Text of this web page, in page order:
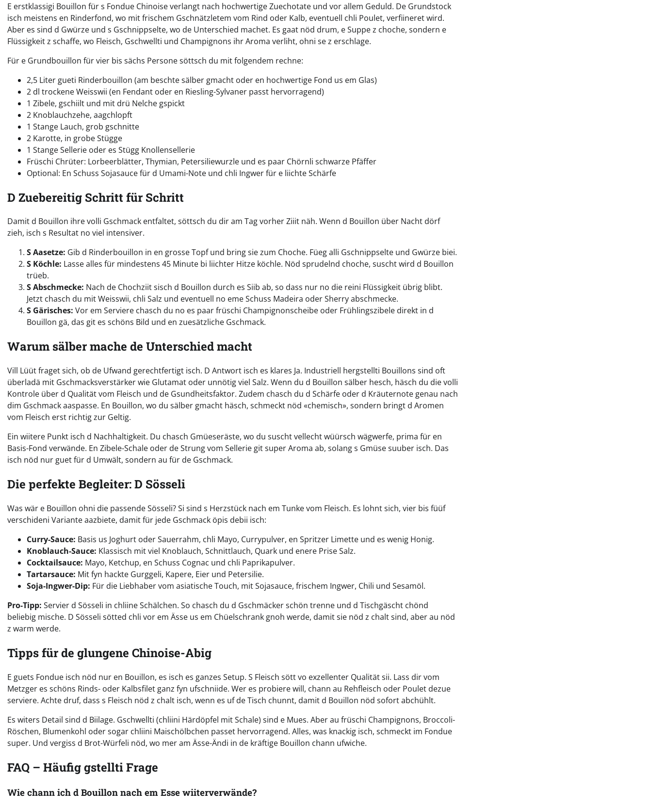
E erstklassigi Bouillon für s Fondue Chinoise verlangt nach hochwertige Zuechotate und vor allem Geduld. De Grundstock
isch meistens en Rinderfond, wo mit frischem Gschnätzletem vom Rind oder Kalb, eventuell chli Poulet, verfiineret wird.
Aber es sind d Gwürze und s Gschnippselte, wo de Unterschied machet. Es gaat nöd drum, e Suppe z choche, sondern e
Flüssigkeit z schaffe, wo Fleisch, Gschwellti und Champignons ihr Aroma verliht, ohni se z erschlage.
Für e Grundbouillon für vier bis sächs Persone söttsch du mit folgendem rechne:
2,5 Liter gueti Rinderbouillon (am beschte sälber gmacht oder en hochwertige Fond us em Glas)
2 dl trockene Weisswii (en Fendant oder en Riesling-Sylvaner passt hervorragend)
1 Zibele, gschiilt und mit drü Nelche gspickt
2 Knoblauchzehe, aagchlopft
1 Stange Lauch, grob gschnitte
2 Karotte, in grobe Stügge
1 Stange Sellerie oder es Stügg Knollensellerie
Früschi Chrüter: Lorbeerblätter, Thymian, Petersiliewurzle und es paar Chörnli schwarze Pfäffer
Optional: En Schuss Sojasauce für d Umami-Note und chli Ingwer für e liichte Schärfe
D Zuebereitig Schritt für Schritt
Damit d Bouillon ihre volli Gschmack entfaltet, söttsch du dir am Tag vorher Ziiit näh. Wenn d Bouillon über Nacht dörf
zieh, isch s Resultat no viel intensiver.
S Aasetze: Gib d Rinderbouillon in en grosse Topf und bring sie zum Choche. Füeg alli Gschnippselte und Gwürze biei.
S Köchle: Lasse alles für mindestens 45 Minute bi liichter Hitze köchle. Nöd sprudelnd choche, suscht wird d Bouillon
trüeb.
S Abschmecke: Nach de Chochziit sisch d Bouillon durch es Siib ab, so dass nur no die reini Flüssigkeit übrig blibt.
Jetzt chasch du mit Weisswii, chli Salz und eventuell no eme Schuss Madeira oder Sherry abschmecke.
S Gärisches: Vor em Serviere chasch du no es paar früschi Champignonscheibe oder Frühlingszibele direkt in d
Bouillon gä, das git es schöns Bild und en zuesätzliche Gschmack.
Warum sälber mache de Unterschied macht
Vill Lüüt fraget sich, ob de Ufwand gerechtfertigt isch. D Antwort isch es klares Ja. Industriell hergstellti Bouillons sind oft
überladä mit Gschmacksverstärker wie Glutamat oder unnötig viel Salz. Wenn du d Bouillon sälber hesch, häsch du die volli
Kontrole über d Qualität vom Fleisch und de Gsundheitsfaktor. Zudem chasch du d Schärfe oder d Kräuternote genau nach
dim Gschmack aaspasse. En Bouillon, wo du sälber gmacht häsch, schmeckt nöd «chemisch», sondern bringt d Aromen
vom Fleisch erst richtig zur Geltig.
Ein wiitere Punkt isch d Nachhaltigkeit. Du chasch Gmüeseräste, wo du suscht vellecht wüürsch wägwerfe, prima für en
Basis-Fond verwände. En Zibele-Schale oder de Strung vom Sellerie git super Aroma ab, solang s Gmüse suuber isch. Das
isch nöd nur guet für d Umwält, sondern au für de Gschmack.
Die perfekte Begleiter: D Sösseli
Was wär e Bouillon ohni die passende Sösseli? Si sind s Herzstück nach em Tunke vom Fleisch. Es lohnt sich, vier bis füüf
verschideni Variante aazbiete, damit für jede Gschmack öpis debii isch:
Curry-Sauce: Basis us Joghurt oder Sauerrahm, chli Mayo, Currypulver, en Spritzer Limette und es wenig Honig.
Knoblauch-Sauce: Klassisch mit viel Knoblauch, Schnittlauch, Quark und enere Prise Salz.
Cocktailsauce: Mayo, Ketchup, en Schuss Cognac und chli Paprikapulver.
Tartarsauce: Mit fyn hackte Gurggeli, Kapere, Eier und Petersilie.
Soja-Ingwer-Dip: Für die Liebhaber vom asiatische Touch, mit Sojasauce, frischem Ingwer, Chili und Sesamöl.
Pro-Tipp: Servier d Sösseli in chliine Schälchen. So chasch du d Gschmäcker schön trenne und d Tischgäscht chönd
beliebig mische. D Sösseli sötted chli vor em Ässe us em Chüelschrank gnoh werde, damit sie nöd z chalt sind, aber au nöd
z warm werde.
Tipps für de glungene Chinoise-Abig
E guets Fondue isch nöd nur en Bouillon, es isch es ganzes Setup. S Fleisch sött vo exzellenter Qualität sii. Lass dir vom
Metzger es schöns Rinds- oder Kalbsfilet ganz fyn ufschniide. Wer es probiere will, chann au Rehfleisch oder Poulet dezue
serviere. Achte druf, dass s Fleisch nöd z chalt isch, wenn es uf de Tisch chunnt, damit d Bouillon nöd sofort abchühlt.
Es witers Detail sind d Biilage. Gschwellti (chliini Härdöpfel mit Schale) sind e Mues. Aber au früschi Champignons, Broccoli-
Röschen, Blumenkohl oder sogar chliini Maischölbchen passet hervorragend. Alles, was knackig isch, schmeckt im Fondue
super. Und vergiss d Brot-Würfeli nöd, wo mer am Ässe-Ändi in de kräftige Bouillon chann ufwiche.
FAQ – Häufig gstellti Frage
Wie chann ich d Bouillon nach em Esse wiiterverwände?